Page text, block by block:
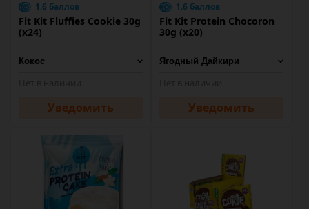
1.6 баллов
Fit Kit Fluffies Cookie 30g
(x24)
Уведомить
1.6 баллов
Fit Kit Protein Chocoron
30g (х20)
Уведомить